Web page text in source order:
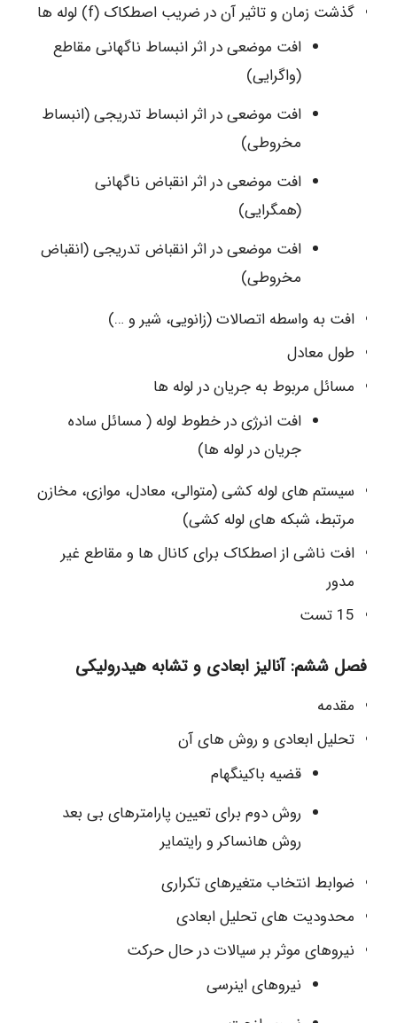
گذشت زمان و تاثیر آن در ضریب اصطکاک (f) لوله ها
افت موضعی در اثر انبساط ناگهانی مقاطع
(واگرایی)
افت موضعی در اثر انبساط تدریجی (انبساط
مخروطی)
افت موضعی در اثر انقباض ناگهانی
(همگرایی)
افت موضعی در اثر انقباض تدریجی (انقباض
مخروطی)
افت به واسطه اتصالات (زانویی، شیر و …)
طول معادل
مسائل مربوط به جریان در لوله ها
افت انرژی در خطوط لوله ( مسائل ساده
جریان در لوله ها)
سیستم های لوله کشی (متوالی، معادل، موازی، مخازن
مرتبط، شبکه های لوله کشی)
افت ناشی از اصطکاک برای کانال ها و مقاطع غیر
مدور
15 تست
فصل ششم: آنالیز ابعادی و تشابه هیدرولیکی
مقدمه
تحلیل ابعادی و روش های آن
قضیه باکینگهام
روش دوم برای تعیین پارامترهای بی بعد
روش هانساکر و رایتمایر
ضوابط انتخاب متغیرهای تکراری
محدودیت های تحلیل ابعادی
نیروهای موثر بر سیالات در حال حرکت
نیروهای اینرسی